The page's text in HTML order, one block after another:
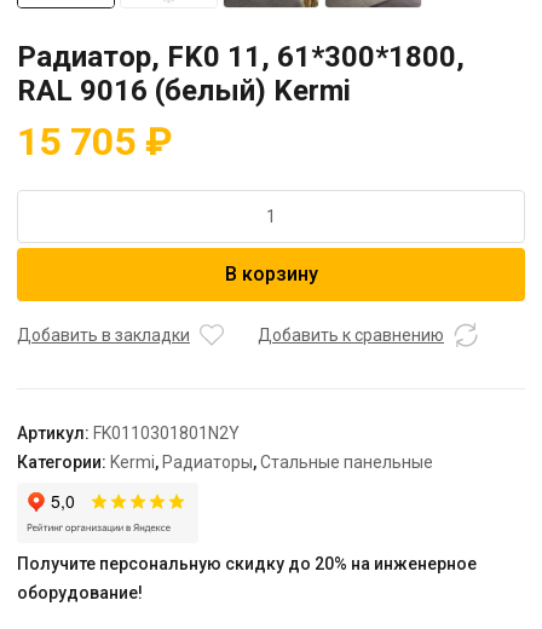
Радиатор, FK0 11, 61*300*1800,
RAL 9016 (белый) Kermi
15 705 ₽
Радиатор,
61*300*1800,
Kermi
В корзину
Добавить в закладки Добавить к сравнению
Артикул: FK0110301801N2Y
Категории: Kermi, Радиаторы,Стальные панельные
Получите персональную скидку до 20% на инженерное
оборудование!